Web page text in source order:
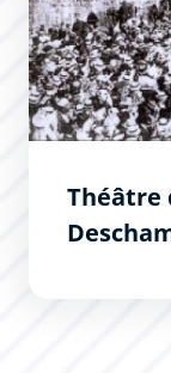
Théâtre